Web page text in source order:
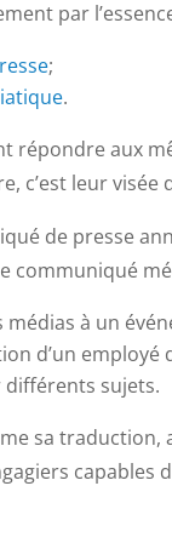
par
;
.
répondre aux
c’est leur visée
de presse
communiqué
à un
d’un employé
sujets.
sa traduction,
capables